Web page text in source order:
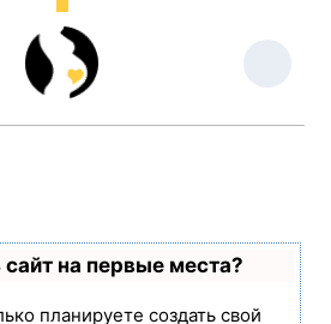
на первые места?
планируете создать свой